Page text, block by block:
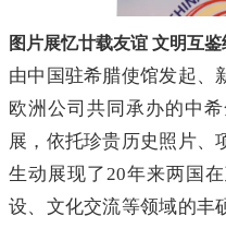
图片展忆廿载友谊 文明互
由中国驻希腊使馆发起、
欧洲公司共同承办的中
展，依托珍贵历史照片、
生动展现了20年来两国
设、文化交流等领域的丰